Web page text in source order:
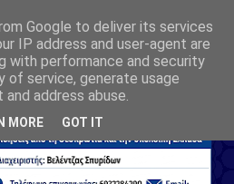
Google to deliver its services
IP address and user-agent are
with performance and security
of service, generate usage
address abuse.
MORE GOT IT